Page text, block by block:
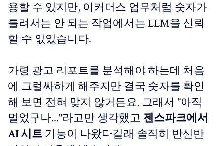
용할 수 있지만, 이커머스 업무처럼 숫자가
틀려서는 안 되는 작업에서는 LLM을 신뢰
할 수 없었습니다.
가령 광고 리포트를 분석해야 하는데 처음
에 그럴싸하게 해주지만 결국 숫자를 확인
해 보면 전혀 맞지 않거든요. 그래서 "아직
멀었구나..."라고만 생각했고 젠스파크에서
AI 시트 기능이 나왔다길래 솔직히 반신반